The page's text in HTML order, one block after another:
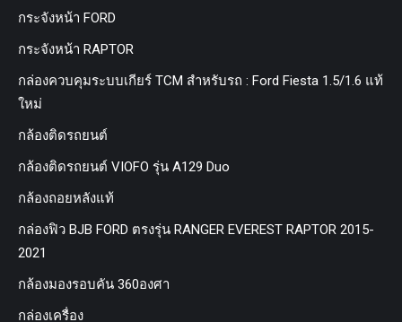
กระจังหน้า FORD
กระจังหน้า RAPTOR
กล่องควบคุมระบบเกียร์ TCM สำหรับรถ : Ford Fiesta 1.5/1.6 แท้
ใหม่
กล้องติดรถยนต์
กล้องติดรถยนต์ VIOFO รุ่น A129 Duo
กล้องถอยหลังแท้
กล่องฟิว BJB FORD ตรงรุ่น RANGER EVEREST RAPTOR 2015-
2021
กล้องมองรอบคัน 360องศา
กล่องเครื่อง